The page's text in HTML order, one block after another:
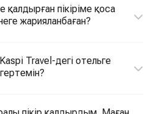
пікіріме қоса
жарияланбаған?
Travel-дегі отельге